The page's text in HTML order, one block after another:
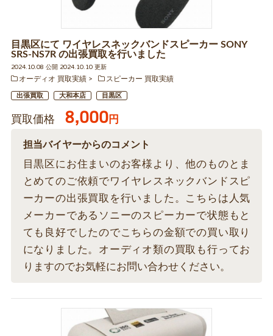
目黒区にて ワイヤレスネックバンドスピーカー SONY
SRS-NS7R の出張買取を行いました
2024.10.08 公開 2024.10.10 更新
オーディオ 買取実績
スピーカー 買取実績
出張買取 大和本店 目黒区
買取価格 8,000円
担当バイヤーからのコメント
目黒区にお住まいのお客様より、他のものとま
とめてのご依頼でワイヤレスネックバンドスピ
ーカーの出張買取を行いました。こちらは人気
メーカーであるソニーのスピーカーで状態もと
ても良好でしたのでこちらの金額での買い取り
になりました。オーディオ類の買取も行ってお
りますのでお気軽にお問い合わせください。